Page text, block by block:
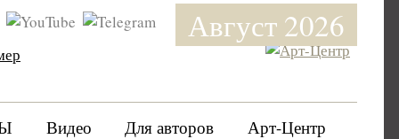
Август 2026
Видео Для авторов Арт-Центр